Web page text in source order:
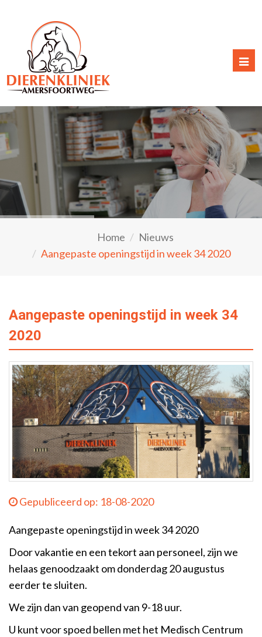
Home
Nieuws
Aangepaste openingstijd in week 34 2020
Aangepaste openingstijd in week 34
2020
Gepubliceerd op: 18-08-2020
Aangepaste openingstijd in week 34 2020
Door vakantie en een tekort aan personeel, zijn we
helaas genoodzaakt om donderdag 20 augustus
eerder te sluiten.
We zijn dan van geopend van 9-18 uur.
U kunt voor spoed bellen met het Medisch Centrum